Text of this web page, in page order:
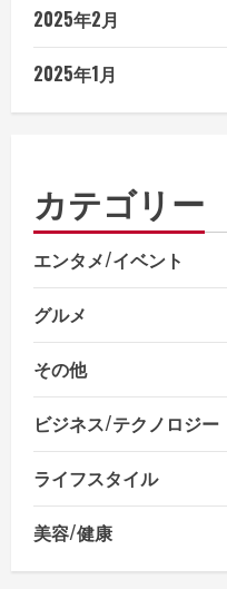
2025年2月
2025年1月
カテゴリー
エンタメ/イベント
グルメ
その他
ビジネス/テクノロジー
ライフスタイル
美容/健康